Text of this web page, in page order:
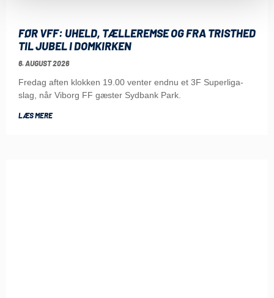
FØR VFF: UHELD, TÆLLEREMSE OG FRA TRISTHED
TIL JUBEL I DOMKIRKEN
6. AUGUST 2026
Fredag aften klokken 19.00 venter endnu et 3F Superliga-
slag, når Viborg FF gæster Sydbank Park.
LÆS MERE